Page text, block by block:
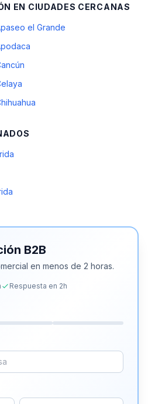
EN CIUDADES CERCANAS
el Grande
B2B
en menos de 2 horas.
Respuesta en 2h